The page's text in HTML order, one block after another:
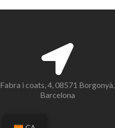
Fabra i coats, 4, 08571 Borgonyà,
Barcelona